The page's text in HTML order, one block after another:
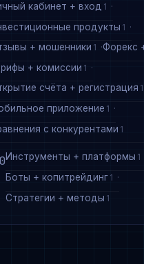
кабинет + вход 1
продукты 1
+ мошенники 1 Форекс
+ комиссии 1
счёта + регистрация 1
приложение 1
с конкурентами 1
0Инструменты + платформы 1
Боты + копитрейдинг 1
Стратегии + методы 1